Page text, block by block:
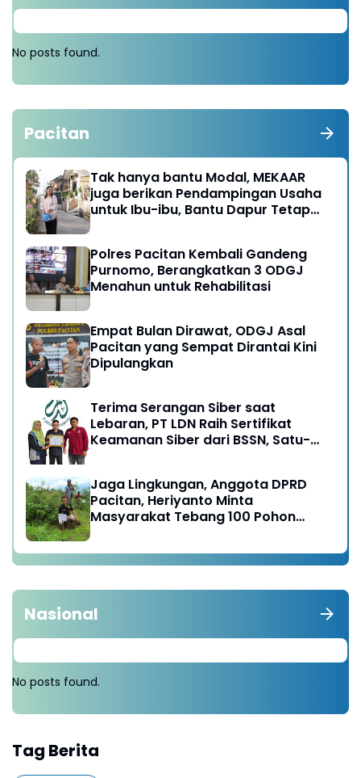
No posts found.
Pacitan
Tak hanya bantu Modal, MEKAAR
juga berikan Pendampingan Usaha
untuk Ibu-ibu, Bantu Dapur Tetap
Polres Pacitan Kembali Gandeng
Purnomo, Berangkatkan 3 ODGJ
Menahun untuk Rehabilitasi
Empat Bulan Dirawat, ODGJ Asal
Pacitan yang Sempat Dirantai Kini
Dipulangkan
Terima Serangan Siber saat
Lebaran, PT LDN Raih Sertifikat
Keamanan Siber dari BSSN, Satu-
Jaga Lingkungan, Anggota DPRD
Pacitan, Heriyanto Minta
Masyarakat Tebang 100 Pohon
Nasional
No posts found.
Tag Berita